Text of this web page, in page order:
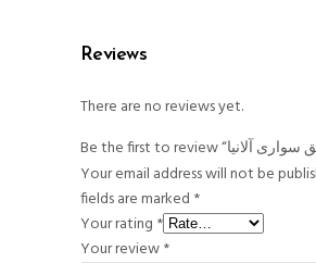
Reviews
There are no reviews yet.
Your email address will not be
fields are marked *
Your rating *
Your review*